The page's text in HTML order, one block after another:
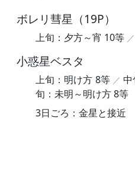
ボレリ彗星（19P）
上旬：夕方～宵 10等
小惑星ベスタ
上旬：明け方 8等 中
旬：未明～明け方 8等
3日ごろ：金星と接近